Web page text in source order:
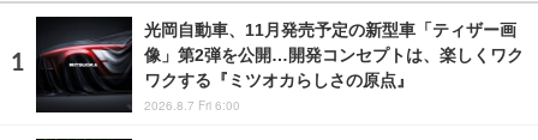
光岡自動車、11月発売予定の新型車「ティザー画
像」第2弾を公開…開発コンセプトは、楽しくワク
ワクする『ミツオカらしさの原点』
2026.8.7 Fri 6:00